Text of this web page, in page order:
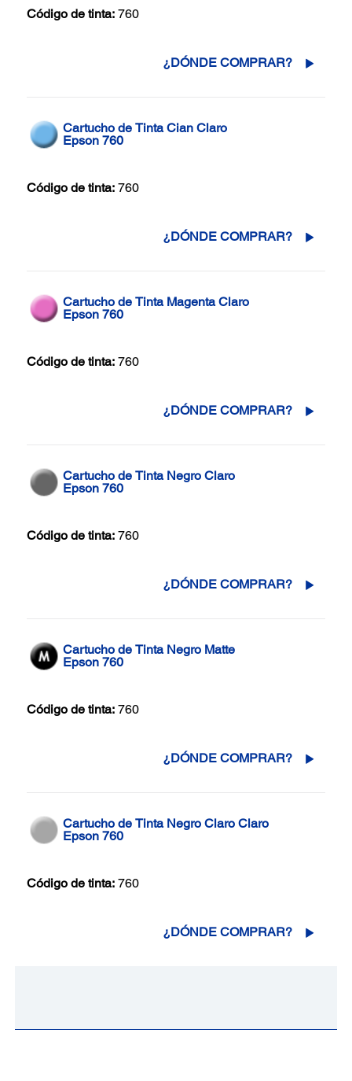
Código de tinta: 760
¿DÓNDE COMPRAR?
Cartucho de Tinta Cian Claro
Epson 760
Código de tinta: 760
¿DÓNDE COMPRAR?
Cartucho de Tinta Magenta Claro
Epson 760
Código de tinta: 760
¿DÓNDE COMPRAR?
Cartucho de Tinta Negro Claro
Epson 760
Código de tinta: 760
¿DÓNDE COMPRAR?
Cartucho de Tinta Negro Matte
Epson 760
Código de tinta: 760
¿DÓNDE COMPRAR?
Cartucho de Tinta Negro Claro Claro
Epson 760
Código de tinta: 760
¿DÓNDE COMPRAR?